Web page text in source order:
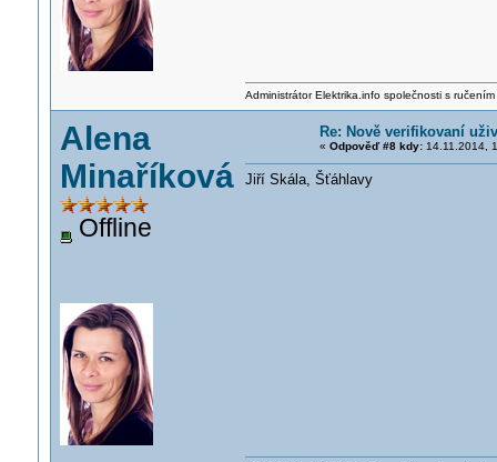
Administrátor Elektrika.info společnosti s
Alena
Minaříková
Offline
Re: Nově verifikovaní
« Odpověď #8 kdy:14.11.2014,
Jiří Skála, Šťáhlavy